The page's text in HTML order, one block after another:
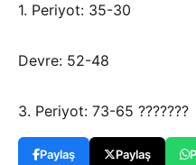
1. Periyot: 35-30
Devre: 52-48
3. Periyot: 73-65 ???????
Paylaş Paylaş